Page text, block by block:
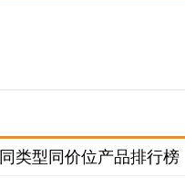
同类型同价位产品排行榜